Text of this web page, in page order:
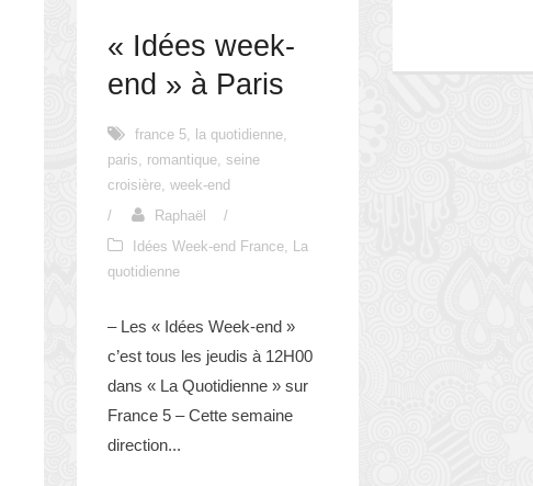
« Idées week-
end » à Paris
france 5, la quotidienne,
paris, romantique, seine
croisière, week-end
/
Raphaël
/
Idées Week-end France, La
quotidienne
– Les « Idées Week-end »
c’est tous les jeudis à 12H00
dans « La Quotidienne » sur
France 5 – Cette semaine
direction...